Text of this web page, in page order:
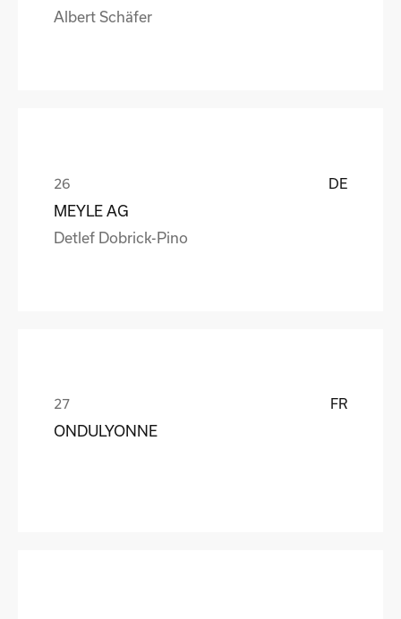
Albert Schäfer
DE
MEYLE AG
Detlef Dobrick-Pino
FR
ONDULYONNE